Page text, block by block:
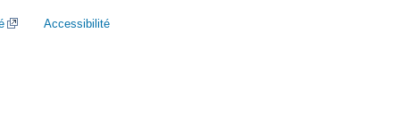
Accessibilité